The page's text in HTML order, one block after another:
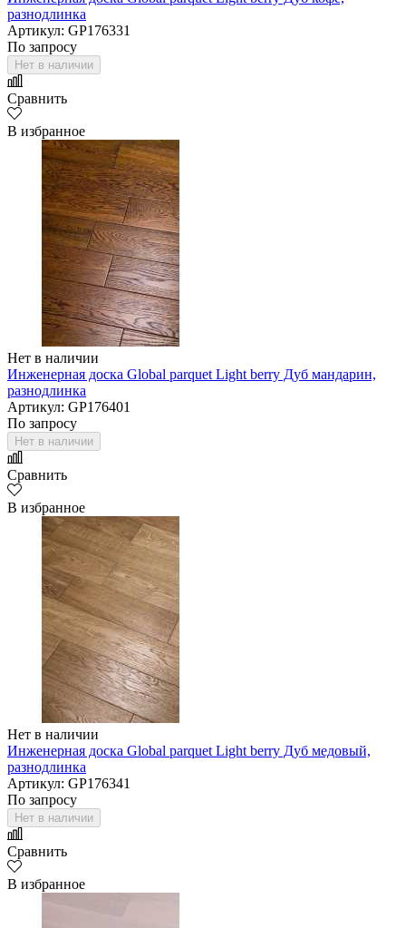
разнодлинка
Артикул: GP176331
По запросу
Нет в наличии
Сравнить
В избранное
Нет в наличии
Инженерная доска Global parquet Light berry Дуб мандарин,
разнодлинка
Артикул: GP176401
По запросу
Нет в наличии
Сравнить
В избранное
Нет в наличии
Инженерная доска Global parquet Light berry Дуб медовый,
разнодлинка
Артикул: GP176341
По запросу
Нет в наличии
Сравнить
В избранное